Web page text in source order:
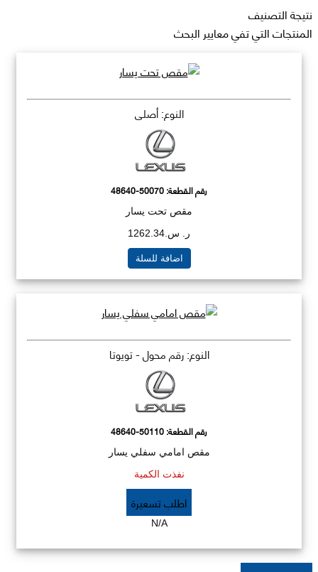
نتيجة التصنيف
المنتجات التي تفي معايير البحث
النوع: أصلي
رقم القطعة:48640-50070
مقص تحت يسار
ر. س.1262.34
اضافة للسلة
النوع: رقم محول - تويوتا
رقم القطعة:48640-50110
مقص امامي سفلي يسار
نفذت الكمية
اطلب تسعيرة
N/A